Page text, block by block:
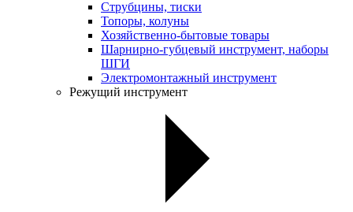
Струбцины, тиски
Топоры, колуны
Хозяйственно-бытовые товары
Шарнирно-губцевый инструмент, наборы
ШГИ
Электромонтажный инструмент
Режущий инструмент